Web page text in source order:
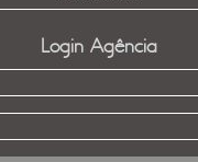
Login Agência